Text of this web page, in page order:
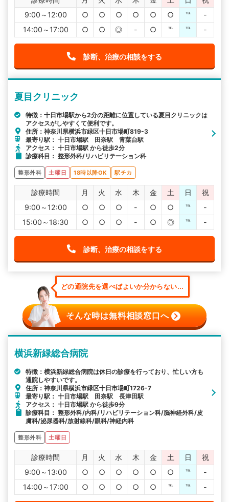
9:00～12:00
○ ○ ○ ○ ○ ○ ℡
-
14:00～17:00
○ ○ ◎ - ○ ℡ ℡ -
診断、治療の相談をする
夏目クリニック
特徴：十日市場駅から2分の距離に位置している夏目クリニックは
アクセスがしやすくて便利です。
住所：神奈川県横浜市緑区十日市場町819-3
最寄り駅： 十日市場駅 田奈駅 青葉台駅
アクセス： 十日市場駅 から徒歩2分
診療科目： 整形外科/リハビリテーション科
整形外科 土曜日 18時以降OK 駅チカ
診療時間 月 火 水 木 金 土 日
祝
9:00～12:00
○ ○ ○ - ○ ○ ℡
-
15:00～18:30
○ ○ ○ - ○ ◎ ℡ -
診断、治療の相談をする
どの通院先を選べばよいか分からない...
そんな時は無料相談窓口へ
横浜新緑総合病院
特徴：横浜新緑総合病院は休日の診療を行っており、忙しい方も
通院しやすいです。
住所：神奈川県横浜市緑区十日市場町1726-7
最寄り駅： 十日市場駅 田奈駅 長津田駅
アクセス： 十日市場駅 から徒歩9分
診療科目： 整形外科/内科/リハビリテーション科/脳神経外科/皮
膚科/泌尿器科/放射線科/眼科/神経内科
整形外科 土曜日
診療時間 月 火 水 木 金 土 日
祝
9:00～13:00
○ ○ ○ ○ ○ ○ ℡
-
14:00～17:00
○ ○ ○ ○ ○ ℡ ℡ -